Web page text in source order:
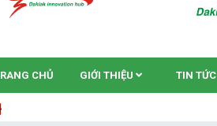
CHỦ GIỚI THIỆU TIN TỨC